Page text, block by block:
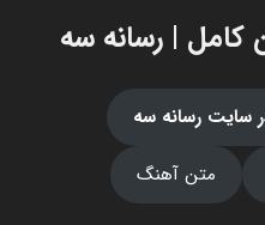
کامل | رسانه سه
رسانه سه
متن آهنگ